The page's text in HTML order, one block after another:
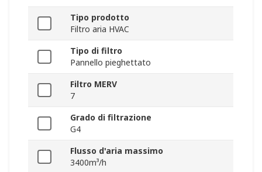
Tipo prodotto
Filtro aria HVAC
Tipo di filtro
Pannello pieghettato
Filtro MERV
7
Grado di filtrazione
G4
Flusso d'aria massimo
3400m³/h